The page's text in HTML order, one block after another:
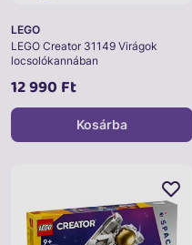
LEGO
LEGO Creator 31149 Virágok
locsolókannában
12 990 Ft
Kosárba